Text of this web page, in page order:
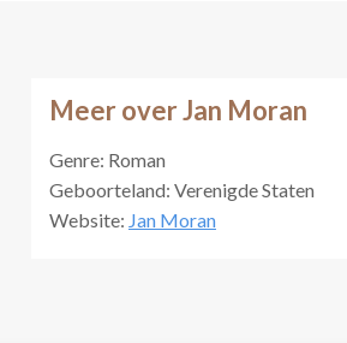
Meer over Jan Moran
Genre: Roman
Geboorteland: Verenigde Staten
Website: Jan Moran